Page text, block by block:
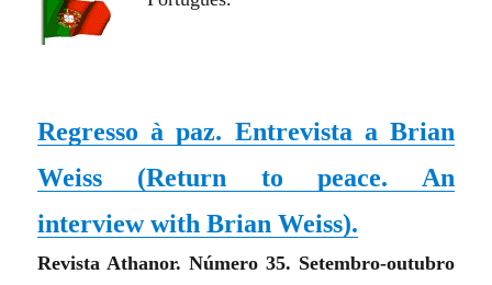
Regresso à paz. Entrevista a Brian
Weiss (Return to peace. An
interview with Brian Weiss).
Revista Athanor. Número 35. Setembro-outubro